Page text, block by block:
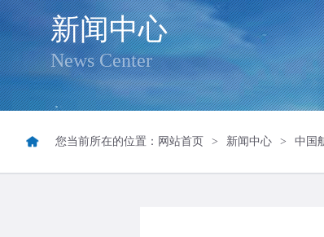
新闻中心
News Center
您当前所在的位置： 网站首页 > 新闻中心 >